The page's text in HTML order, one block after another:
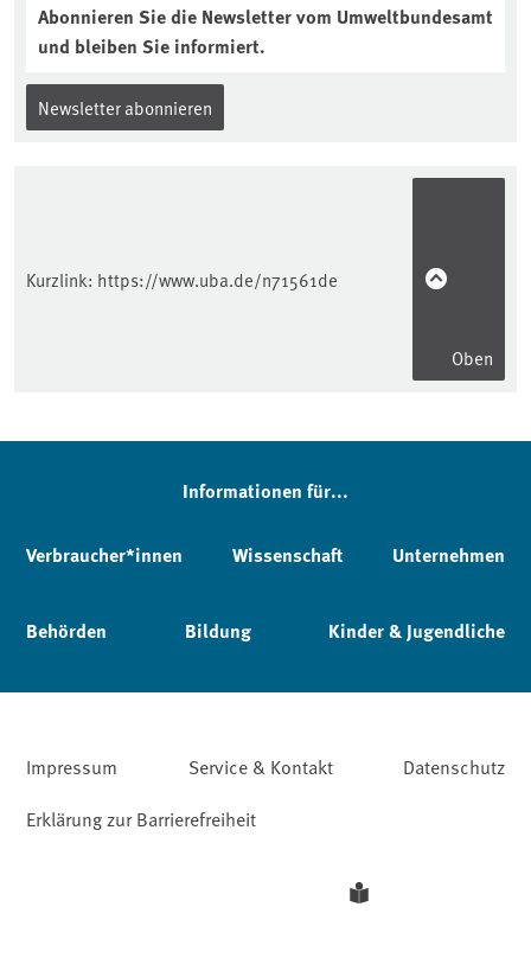
Abonnieren Sie die Newsletter vom Umweltbundesamt
und bleiben Sie informiert.
Newsletter abonnieren
Kurzlink: https://www.uba.de/n71561de
Oben
Informationen für...
Verbraucher*innen Wissenschaft Unternehmen
Behörden Bildung Kinder & Jugendliche
Impressum Service & Kontakt
Datenschutz
Erklärung zur Barrierefreiheit